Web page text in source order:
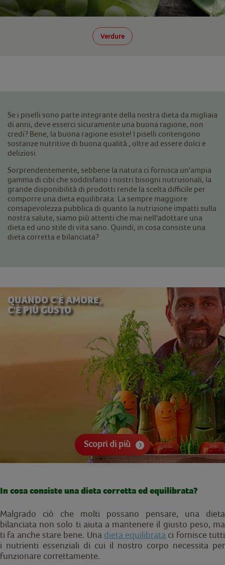
Verdure
Se i piselli sono parte integrante della nostra dieta da migliaia
di anni, deve esserci sicuramente una buona ragione, non
credi? Bene, la buona ragione esiste! I piselli contengono
sostanze nutritive di buona qualità , oltre ad essere dolci e
deliziosi.
Sorprendentemente, sebbene la natura ci fornisca un'ampia
gamma di cibi che soddisfano i nostri bisogni nutrizionali, la
grande disponibilità di prodotti rende la scelta difficile per
comporre una dieta equilibrata. La sempre maggiore
consapevolezza pubblica di quanto la nutrizione impatti sulla
nostra salute, siamo più attenti che mai nell'adottare una
dieta ed uno stile di vita sano. Quindi, in cosa consiste una
dieta corretta e bilanciata?
QUANDO C'È AMORE,
C'È PIÙ GUSTO
Scopri di più
In cosa consiste una dieta corretta ed equilibrata?
Malgrado ciò che molti possano pensare, una dieta
bilanciata non solo ti aiuta a mantenere il giusto peso, ma
ti fa anche stare bene. Una dieta equilibrata ci fornisce tutti
i nutrienti essenziali di cui il nostro corpo necessita per
funzionare correttamente.